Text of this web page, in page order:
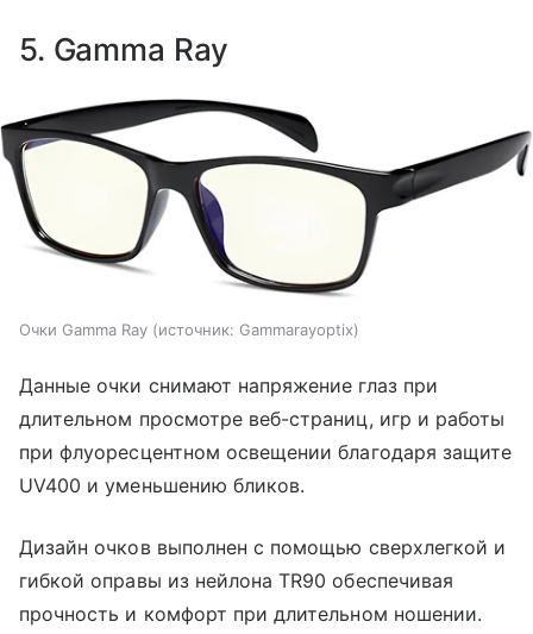
5. Gamma Ray
Очки Gamma Ray источник: Gammarayoptix
Данные очки снимают напряжение глаз при
длительном просмотре веб-страниц, игр и работы
при флуоресцентном освещении благодаря защите
UV400 и уменьшению бликов.
Дизайн очков выполнен с помощью сверхлегкой и
гибкой оправы из нейлона TR90 обеспечивая
прочность и комфорт при длительном ношении.